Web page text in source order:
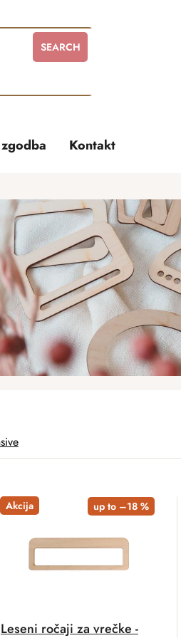
SEARCH
Kontakt
Akcija up to –18 %
Leseni ročaji za vrečke -